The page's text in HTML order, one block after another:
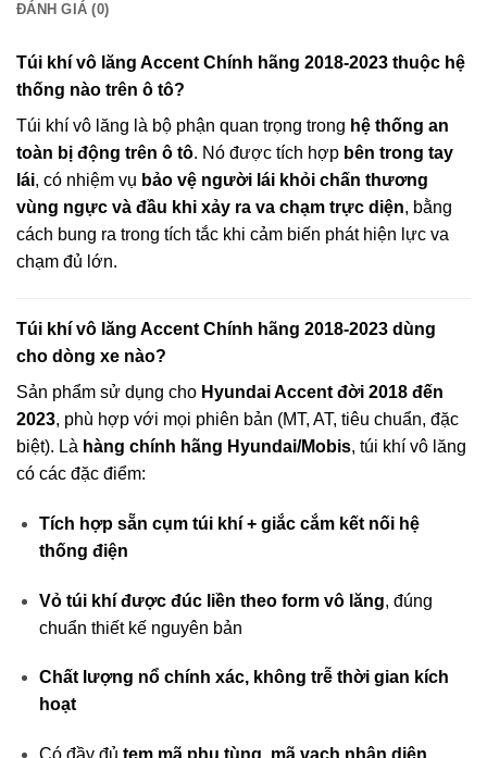
ĐÁNH GIÁ (0)
Túi khí vô lăng Accent Chính hãng 2018-2023 thuộc hệ
thống nào trên ô tô?
Túi khí vô lăng là bộ phận quan trọng trong hệ thống an
toàn bị động trên ô tô. Nó được tích hợp bên trong tay
lái, có nhiệm vụ bảo vệ người lái khỏi chấn thương
vùng ngực và đầu khi xảy ra va chạm trực diện, bằng
cách bung ra trong tích tắc khi cảm biến phát hiện lực va
chạm đủ lớn.
Túi khí vô lăng Accent Chính hãng 2018-2023 dùng
cho dòng xe nào?
Sản phẩm sử dụng cho Hyundai Accent đời 2018 đến
2023, phù hợp với mọi phiên bản (MT, AT, tiêu chuẩn, đặc
biệt). Là hàng chính hãng Hyundai/Mobis, túi khí vô lăng
có các đặc điểm:
Tích hợp sẵn cụm túi khí + giắc cắm kết nối hệ
thống điện
Vỏ túi khí được đúc liền theo form vô lăng, đúng
chuẩn thiết kế nguyên bản
Chất lượng nổ chính xác, không trễ thời gian kích
hoạt
Có đầy đủ tem mã phụ tùng, mã vạch nhận diện